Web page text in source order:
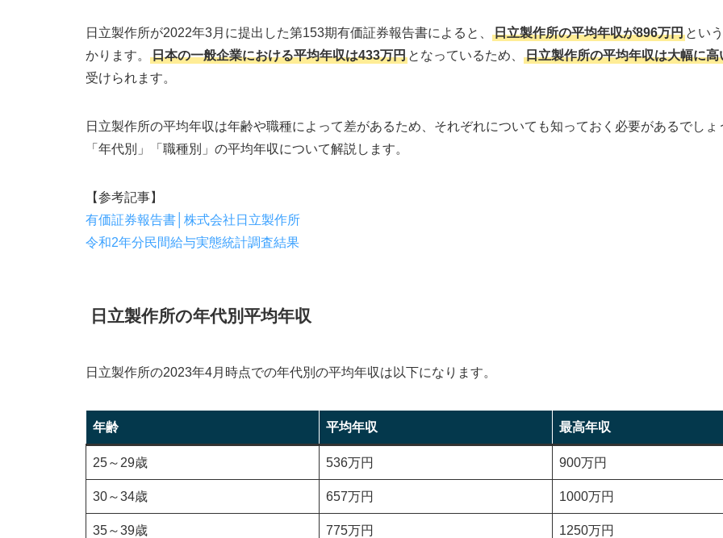
日立製作所の福利厚生
日立製作所に転職する際のポイントや注意点
求人の目的や求められる人材像を理解する
転職理由を明確にしておく
転職エージェントを利用する
日立製作所は高卒でも応募できる？
日立製作所の面接について知りたい
ビズリーチ
日立製作所が2022年3月に提出した第153期有価証券報告書によると、 日立製作所の平均年収が896万円 とい
かります。
日本の一般企業における平均年収は433万円 となっているため、
日立製作所の平均年収は大幅に高
受けられます。
日立製作所の平均年収は年齢や職種によって差があるため、それぞれについても知っておく必要があるでしょ
「年代別」「職種別」の平均年収について解説します。
【参考記事】
有価証券報告書│株式会社日立製作所
令和2年分民間給与実態統計調査結果
日立製作所の年代別平均年収
日立製作所の2023年4月時点での年代別の平均年収は以下になります。
年齢 平均年収 最高年収
25～29歳 536万円 900万円
30～34歳 657万円 1000万円
35～39歳 775万円 1250万円